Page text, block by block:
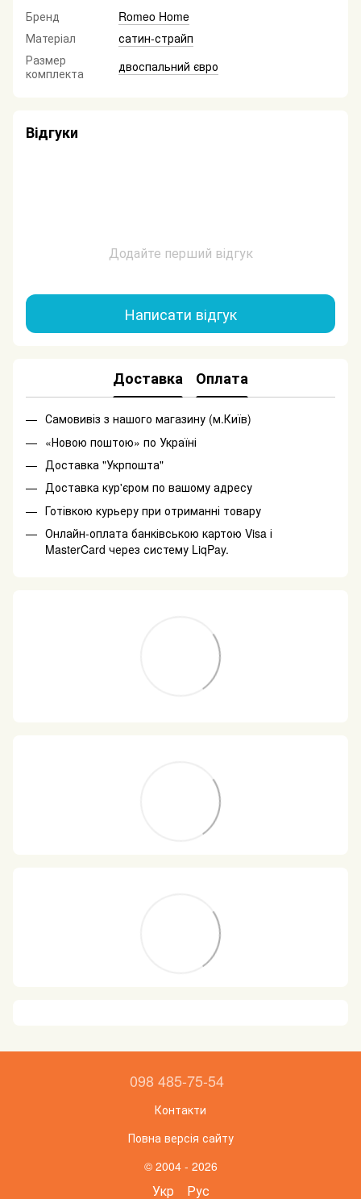
Бренд
Romeo Home
Матеріал
сатин-страйп
Размер
комплекта
двоспальний євро
Відгуки
Додайте перший відгук
Написати відгук
Доставка Оплата
Самовивіз з нашого магазину (м.Київ)
«Новою поштою» по Україні
Доставка "Укрпошта"
Доставка кур'єром по вашому адресу
Готівкою курьеру при отриманні товару
Онлайн-оплата банківською картою Visa і
MasterCard через систему LiqPay.
098 485-75-54
Контакти
Повна версія сайту
© 2004 - 2026
Укр Рус